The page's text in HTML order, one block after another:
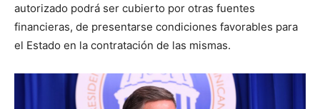
autorizado podrá ser cubierto por otras fuentes
financieras, de presentarse condiciones favorables para
el Estado en la contratación de las mismas.